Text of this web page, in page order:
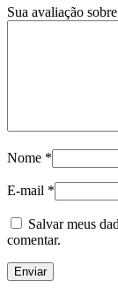
Sua avaliação
Nome *
E-mail *
Salvar meus
comentar.